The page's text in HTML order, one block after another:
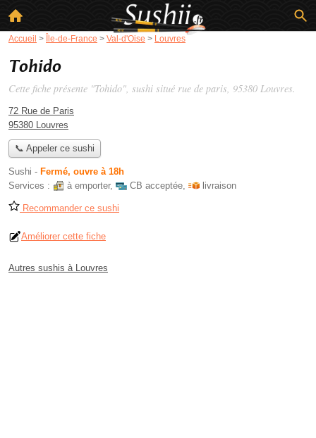
Accueil > Île-de-France > Val-d'Oise > Louvres
Tohido
Cette fiche présente "Tohido", sushi situé rue de paris, 95380 Louvres.
72 Rue de Paris
95380 Louvres
📞 Appeler ce sushi
Sushi - Fermé, ouvre à 18h
Services :
à emporter, CB acceptée, livraison
Recommander ce sushi
Améliorer cette fiche
Autres sushis à Louvres